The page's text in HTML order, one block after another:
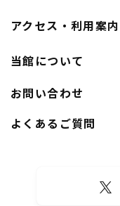
アクセス・利用案内
当館について
お問い合わせ
よくあるご質問